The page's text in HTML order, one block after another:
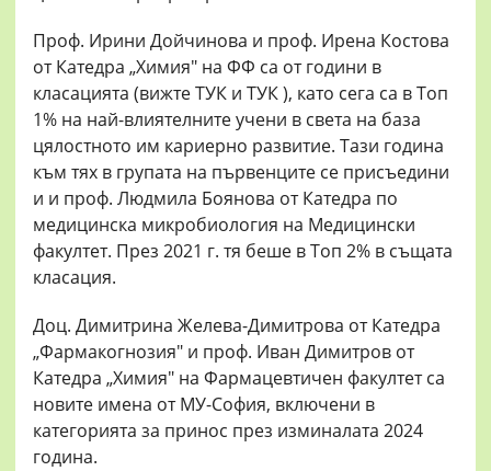
Проф. Ирини Дойчинова и проф. Ирена Костова
от Катедра „Химия" на ФФ са от години в
класацията (вижте ТУК и ТУК ), като сега са в Топ
1% на най-влиятелните учени в света на база
цялостното им кариерно развитие. Тази година
към тях в групата на първенците се присъедини
и и проф. Людмила Боянова от Катедра по
медицинска микробиология на Медицински
факултет. През 2021 г. тя беше в Топ 2% в същата
класация.
Доц. Димитрина Желева-Димитрова от Катедра
„Фармакогнозия" и проф. Иван Димитров от
Катедра „Химия" на Фармацевтичен факултет са
новите имена от МУ-София, включени в
категорията за принос през изминалата 2024
година.